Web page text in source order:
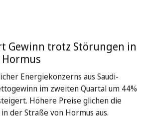
Gewinn trotz Störungen in
Energiekonzerns aus Saudi-
im zweiten Quartal um 44%
Höhere Preise glichen die
der Straße von Hormus aus.